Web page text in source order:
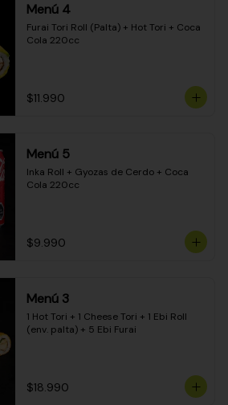
Menú 4
Furai Tori Roll (Palta) + Hot Tori + Coca
Cola 220cc
$11.990
Menú 5
Inka Roll + Gyozas de Cerdo + Coca
Cola 220cc
$9.990
Menú 3
1 Hot Tori + 1 Cheese Tori + 1 Ebi Roll
(env. palta) + 5 Ebi Furai
$18.990